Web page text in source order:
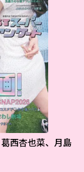
西杏也菜、月島